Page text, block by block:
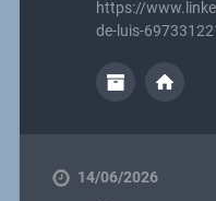
https://
de-luis-
14/06/2026